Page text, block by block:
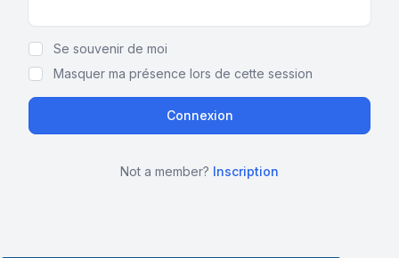
Se souvenir de moi
Masquer ma présence lors de cette session
Not a member? Inscription